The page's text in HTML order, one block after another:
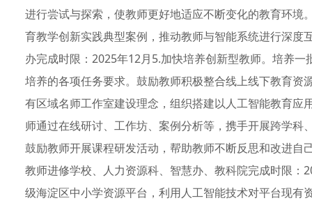
进行尝试与探索，使教师更好地适应不断变化的教育环
育教学创新实践典型案例，推动教师与智能系统进行深
办完成时限：2025年12月5.加快培养创新型教师。培养
培养的各项任务要求。鼓励教师积极整合线上线下教育
有区域名师工作室建设理念，组织搭建以人工智能教育
师通过在线研讨、工作坊、案例分析等，携手开展跨学
鼓励教师开展课程研发活动，帮助教师不断反思和改进
教师进修学校、人力资源科、智慧办、教科院完成时限
级海淀区中小学资源平台，利用人工智能技术对平台现